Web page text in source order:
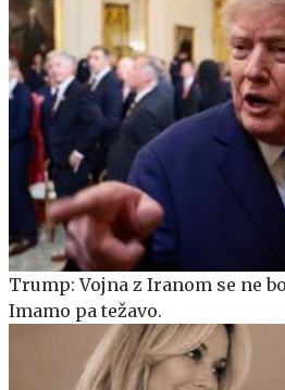
Trump: Vojna z Iranom se ne
Imamo pa težavo.